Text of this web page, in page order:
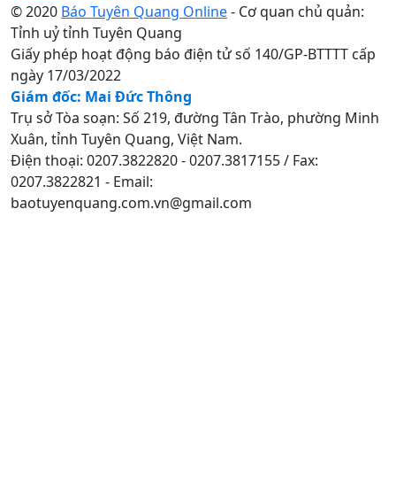
© 2020 Báo Tuyên Quang Online- Cơ quan chủ quản:
Tỉnh uỷ tỉnh Tuyên Quang
Giấy phép hoạt động báo điện tử số 140/GP-BTTTT cấp
ngày 17/03/2022
Giám đốc: Mai Đức Thông
Trụ sở Tòa soạn: Số 219, đường Tân Trào, phường Minh
Xuân, tỉnh Tuyên Quang, Việt Nam.
Điện thoại: 0207.3822820 - 0207.3817155 / Fax:
0207.3822821 - Email:
baotuyenquang.com.vn@gmail.com